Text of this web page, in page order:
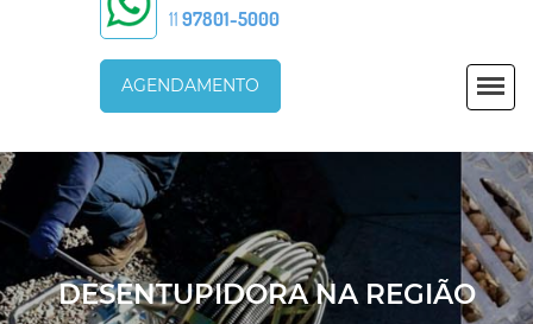
11 97801-5000
AGENDAMENTO
DESENTUPIDORA NA REGIÃO